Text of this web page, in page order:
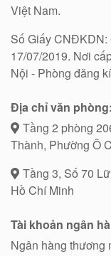
Việt Nam.
Số Giấy CNĐKDN:
17/07/2019. Nơi
Nội - Phòng đăng
Địa chỉ văn phòng:
Tầng 2 phòng
Thành, Phường Ô
Tầng 3, Số 70
Hồ Chí Minh
Tài khoản ngân
Ngân hàng thương